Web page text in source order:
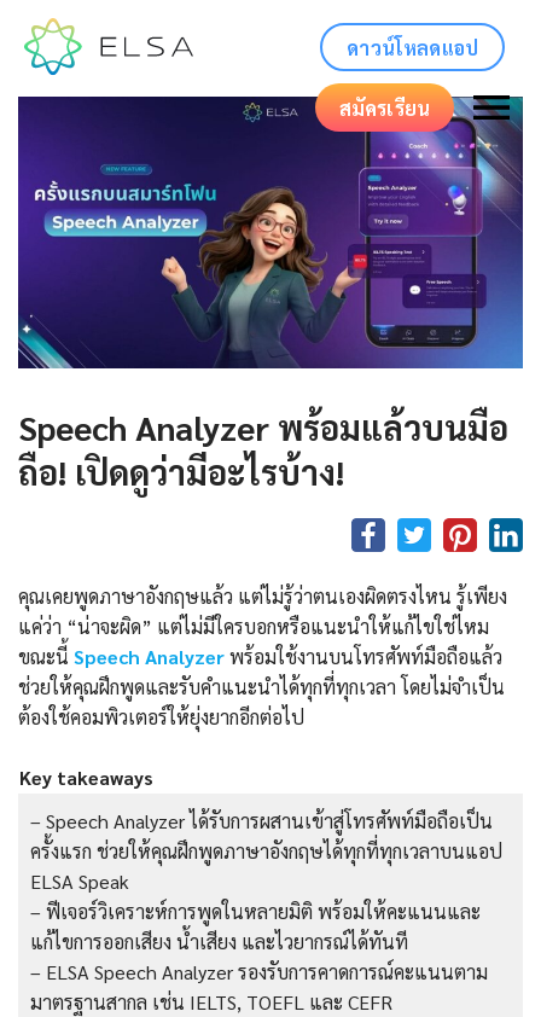
ดาวน์โหลดแอป
สมัครเรียน
Speech Analyzer พร้อมแล้วบนมือ
ถือ! เปิดดูว่ามีอะไรบ้าง!
คุณเคยพูดภาษาอังกฤษแล้ว แต่ไม่รู้ว่าตนเองผิดตรงไหน รู้เพียง
แค่ว่า “น่าจะผิด” แต่ไม่มีใครบอกหรือแนะนำให้แก้ไขใช่ไหม
ขณะนี้ Speech Analyzerพร้อมใช้งานบนโทรศัพท์มือถือแล้ว
ช่วยให้คุณฝึกพูดและรับคำแนะนำได้ทุกที่ทุกเวลา โดยไม่จำเป็น
ต้องใช้คอมพิวเตอร์ให้ยุ่งยากอีกต่อไป
Key takeaways
– Speech Analyzer ได้รับการผสานเข้าสู่โทรศัพท์มือถือเป็น
ครั้งแรก ช่วยให้คุณฝึกพูดภาษาอังกฤษได้ทุกที่ทุกเวลาบนแอป
ELSA Speak
– ฟีเจอร์วิเคราะห์การพูดในหลายมิติ พร้อมให้คะแนนและ
แก้ไขการออกเสียง น้ำเสียง และไวยากรณ์ได้ทันที
– ELSA Speech Analyzer รองรับการคาดการณ์คะแนนตาม
มาตรฐานสากล เช่น IELTS, TOEFL และ CEFR